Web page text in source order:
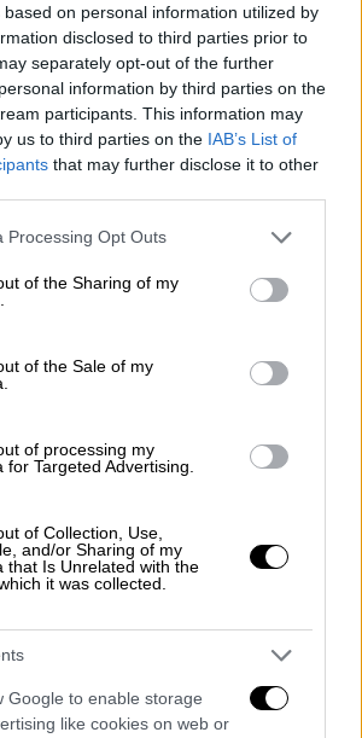
on personal information utilized by
disclosed to third parties prior to
separately opt-out of the further
information by third parties on the
participants. This information may
us to third parties on the IAB’s List of
that may further disclose it to other
website/app uses one or more Google
or usage behaviour. You may click to
to Google and its third-party tags to
specified purposes in below Google
Processing Opt Outs
of the Sharing of my
of the Sale of my
of processing my
for Targeted Advertising.
of Collection, Use,
and/or Sharing of my
that Is Unrelated with the
it was collected.
Google to enable storage
like cookies on web or
15:10
- Κατηγορηματικός ο
της οικογένειας: «Δεν
ο οδηγός του οχήματος»
αλκοόλης, θα
ότι δεν είναι
12:53